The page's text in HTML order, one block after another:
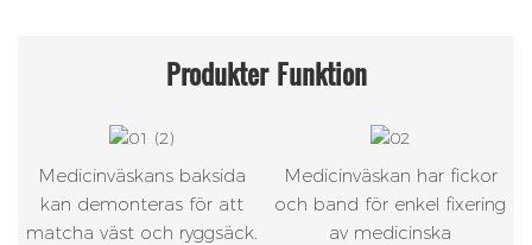
Produkter Funktion
Medicinväskans baksida
kan demonteras för att
matcha väst och ryggsäck.
Medicinväskan har fickor
och band för enkel fixering
av medicinska